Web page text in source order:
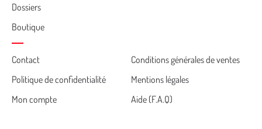
Dossiers
Boutique
Cemea
footer
Contact
Conditions générales de ventes
Politique de confidentialité
Mentions légales
Mon compte
Aide (F.A.Q)